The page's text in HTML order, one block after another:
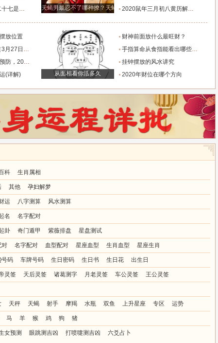
才到
几月几号？
天蝎男最忍不了哪种撩？天蝎男最爱哪种女人
2020鼠年三月初八黄历解读，日子是好是坏？
放位置
吗，运势如何？
还有倒春寒吗？
(详解)
从面相看你活多久
财神前面放什么最旺财？
手指算命从食指能看出哪些信息?
挂钟摆放的风水讲究
2020年财位在哪个方向
科 生肖属相
其他 孕妇解梦
运 八字测算 风水测算
名 名字配对
卦 奇门遁甲 紫薇排盘 星盘测试
对 名字配对 血型配对 星座血型 生肖血型 星座生肖
号码 车牌号码 生日密码 生日书 生日花 出生日
灵签 天后灵签 诸葛测字 月老灵签 车公灵签 王公灵签
天秤 天蝎 射手 摩羯 水瓶 双鱼 上升星座 专区 运势
马 羊 猴 鸡 狗 猪
女预测 眼跳测吉凶 打喷嚏测吉凶 六爻占卜